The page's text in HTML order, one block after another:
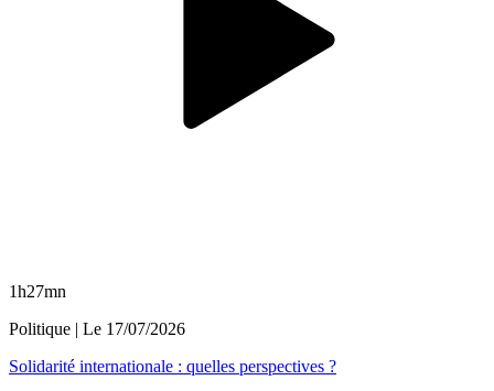
1h27mn
Politique | Le 17/07/2026
Solidarité internationale : quelles perspectives ?